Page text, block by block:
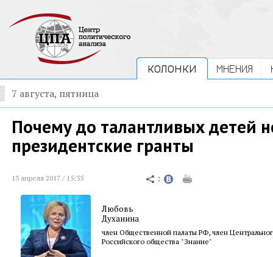
КОЛОНКИ МНЕНИЯ
7 августа, пятница
Почему до талантливых детей
президентские гранты
13 апреля 2017 / 15:35
Любовь
Духанина
член Общественной палаты РФ, член
Российского общества "Знание"